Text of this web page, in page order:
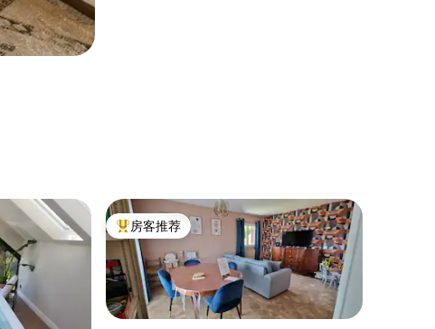
热门「房客推荐」
房客推荐